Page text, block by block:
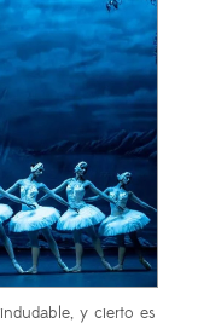
y cierto es